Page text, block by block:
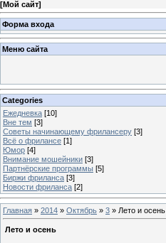
[Мой сайт]
Форма входа
Меню сайта
Categories
Ежедневка [10]
Вне тем [3]
Советы начинающему фрилансеру [3]
Всё о фрилансе [1]
Юмор [4]
Внимание мошейники [3]
Партнёрские программы [5]
Биржи фриланса [3]
Новости фриланса [2]
Главная » 2014 » Октябрь » 3 » Лето и осень
Лето и осень